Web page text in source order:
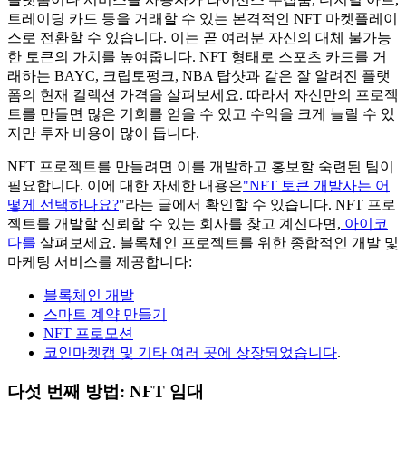
트레이딩 카드 등을 거래할 수 있는 본격적인 NFT 마켓플레이
스로 전환할 수 있습니다. 이는 곧 여러분 자신의 대체 불가능
한 토큰의 가치를 높여줍니다. NFT 형태로 스포츠 카드를 거
래하는 BAYC, 크립토펑크, NBA 탑샷과 같은 잘 알려진 플랫
폼의 현재 컬렉션 가격을 살펴보세요. 따라서 자신만의 프로젝
트를 만들면 많은 기회를 얻을 수 있고 수익을 크게 늘릴 수 있
지만 투자 비용이 많이 듭니다.
NFT 프로젝트를 만들려면 이를 개발하고 홍보할 숙련된 팀이
필요합니다. 이에 대한 자세한 내용은"NFT 토큰 개발사는 어
떻게 선택하나요?"라는 글에서 확인할 수 있습니다. NFT 프로
젝트를 개발할 신뢰할 수 있는 회사를 찾고 계신다면, 아이코
다를 살펴보세요. 블록체인 프로젝트를 위한 종합적인 개발 및
마케팅 서비스를 제공합니다:
블록체인 개발
스마트 계약 만들기
NFT 프로모션
코인마켓캡 및 기타 여러 곳에 상장되었습니다.
다섯 번째 방법: NFT 임대